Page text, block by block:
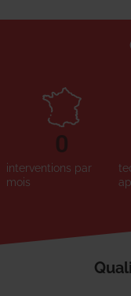
interventions par
mois
0